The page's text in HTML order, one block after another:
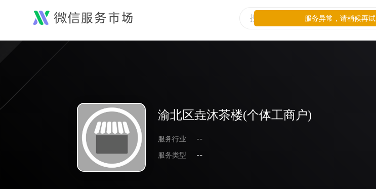
渝北区垚沐茶楼(个体工商户)
服务行业
--
服务类型
--
服务异常，请稍候再试